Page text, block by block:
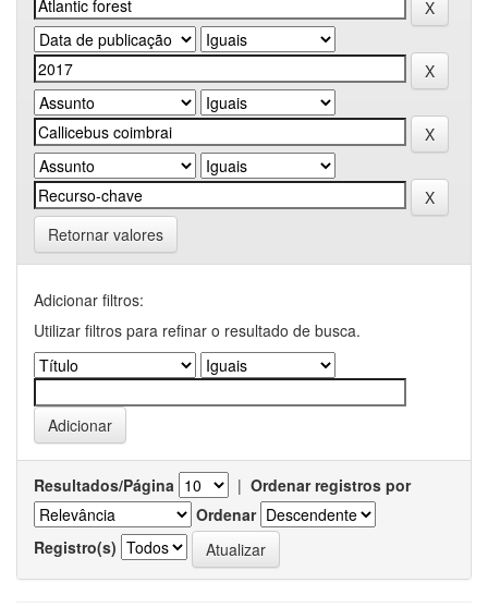
Retornar valores
Adicionar filtros:
Utilizar filtros para refinar o resultado de busca.
Resultados/Página | Ordenar registros por
Ordenar
Registro(s)